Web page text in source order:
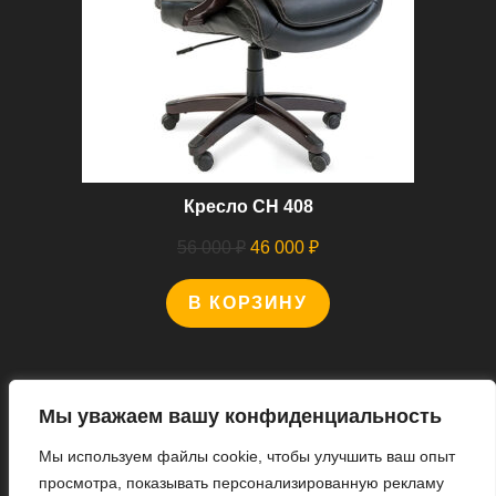
Мы уважаем вашу конфиденциальность
Мы используем файлы cookie, чтобы улучшить ваш опыт
просмотра, показывать персонализированную рекламу
Кресло CH 408
56 000₽ Первоначальная
цена
составляла
46 000 ₽Текущая
46
В КОРЗИНУ
Мы В Соцсетях